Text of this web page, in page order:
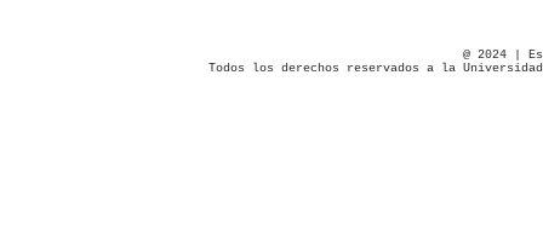
@ 2024 |
Todos los derechos reservados a la